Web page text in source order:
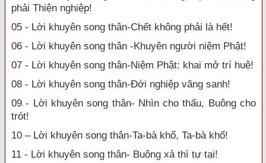
phải Thiện nghiệp!
05 - Lời khuyên song thân-Chết không phải là hết!
06 - Lời khuyên song thân -Khuyên người niệm Phật!
07 - Lời khuyên song thân-Niệm Phật: khai mở trí huệ!
08 - Lời khuyên song thân-Đới nghiệp vãng sanh!
09 - Lời khuyên song thân- Nhìn cho thấu, Buông cho
trót!
10 – Lời khuyên song thân-Ta-bà khổ, Ta-bà khổ!
11 - Lời khuyên song thân- Buông xả thì tự tại!